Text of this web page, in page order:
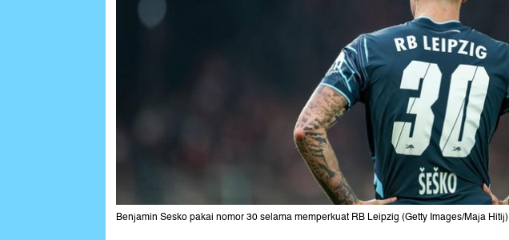
Benjamin Sesko pakai nomor 30 selama memperkuat RB Leipzig (Getty Images/Maja Hitij)